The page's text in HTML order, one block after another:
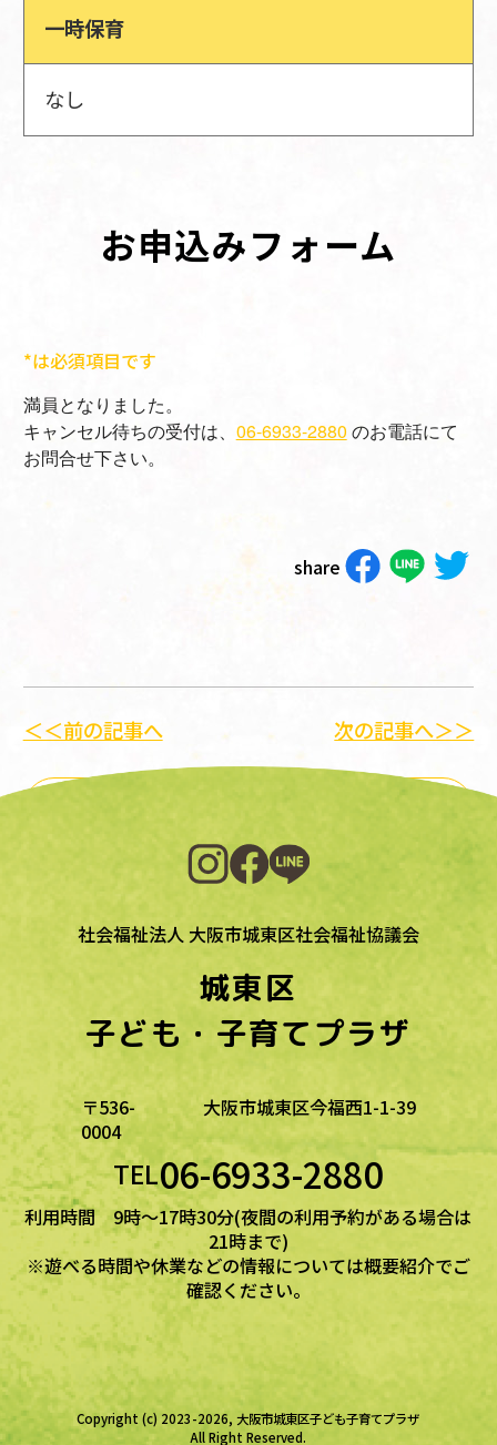
一時保育
なし
お申込みフォーム
*は必須項目です
満員となりました。
キャンセル待ちの受付は、 06-6933-2880 のお電話にて
お問合せ下さい。
share
＜＜前の記事へ
一覧に戻る
次の記事へ＞＞
社会福祉法人 大阪市城東区社会福祉協議会
城東区
子ども・子育てプラザ
〒536-
0004
大阪市城東区今福西1-1-39
TEL06-6933-2880
利用時間 9時～17時30分(夜間の利用予約がある場合は
21時まで)
※遊べる時間や休業などの情報については概要紹介でご
確認ください。
Copyright (c) 2023-2026, 大阪市城東区子ども子育てプラザ
All Right Reserved.